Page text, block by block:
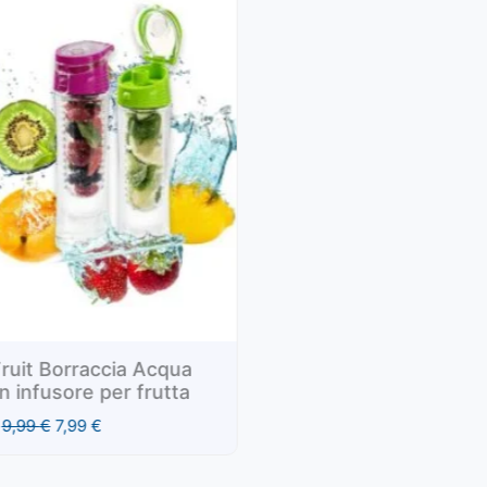
Aquablade FlatMop Lavapavimenti |